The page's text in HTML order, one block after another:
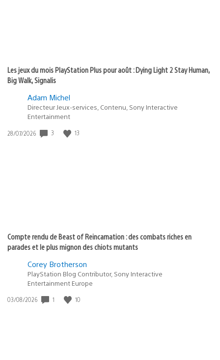
Les jeux du mois PlayStation Plus pour août : Dying Light 2 Stay Human,
Big Walk, Signalis
Adam Michel
Directeur Jeux-services, Contenu, Sony Interactive
Entertainment
Date
28/07/2026 3 13
Compte rendu de Beast of Reincarnation : des combats riches en
parades et le plus mignon des chiots mutants
Corey Brotherson
PlayStation Blog Contributor, Sony Interactive
Entertainment Europe
Date
03/08/2026 1 10